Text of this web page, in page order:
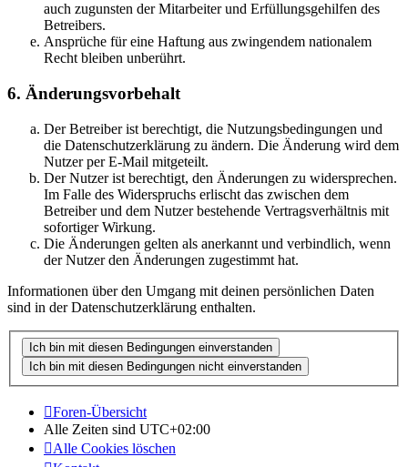
auch zugunsten der Mitarbeiter und Erfüllungsgehilfen des
Betreibers.
Ansprüche für eine Haftung aus zwingendem nationalem
Recht bleiben unberührt.
6. Änderungsvorbehalt
Der Betreiber ist berechtigt, die Nutzungsbedingungen und
die Datenschutzerklärung zu ändern. Die Änderung wird dem
Nutzer per E-Mail mitgeteilt.
Der Nutzer ist berechtigt, den Änderungen zu widersprechen.
Im Falle des Widerspruchs erlischt das zwischen dem
Betreiber und dem Nutzer bestehende Vertragsverhältnis mit
sofortiger Wirkung.
Die Änderungen gelten als anerkannt und verbindlich, wenn
der Nutzer den Änderungen zugestimmt hat.
Informationen über den Umgang mit deinen persönlichen Daten
sind in der Datenschutzerklärung enthalten.
Foren-Übersicht
Alle Zeiten sind UTC+02:00
Alle Cookies löschen